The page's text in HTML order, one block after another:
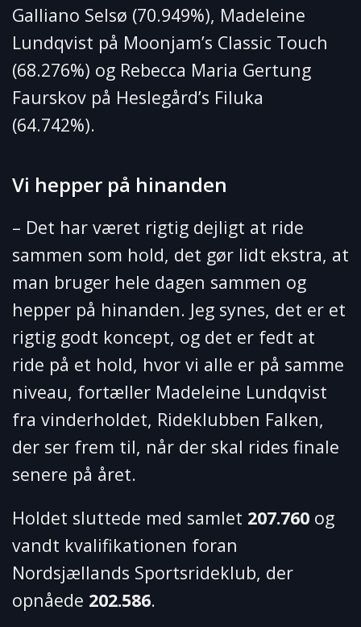
Galliano Selsø (70.949%), Madeleine
Lundqvist på Moonjam’s Classic Touch
(68.276%) og Rebecca Maria Gertung
Faurskov på Heslegård’s Filuka
(64.742%).
Vi hepper på hinanden
– Det har været rigtig dejligt at ride
sammen som hold, det gør lidt ekstra, at
man bruger hele dagen sammen og
hepper på hinanden. Jeg synes, det er et
rigtig godt koncept, og det er fedt at
ride på et hold, hvor vi alle er på samme
niveau, fortæller Madeleine Lundqvist
fra vinderholdet, Rideklubben Falken,
der ser frem til, når der skal rides finale
senere på året.
Holdet sluttede med samlet 207.760 og
vandt kvalifikationen foran
Nordsjællands Sportsrideklub, der
opnåede 202.586.